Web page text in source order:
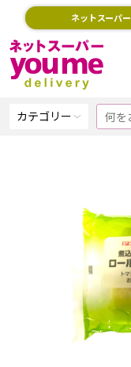
ネットスーパー
カテゴリー